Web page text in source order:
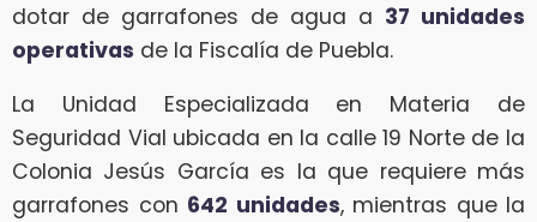
dotar de garrafones de agua a 37 unidades
operativas de la Fiscalía de Puebla.
La Unidad Especializada en Materia de
Seguridad Vial ubicada en la calle 19 Norte de la
Colonia Jesús García es la que requiere más
garrafones con 642 unidades, mientras que la